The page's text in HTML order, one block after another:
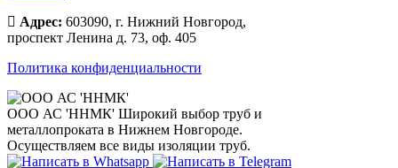
Адрес: 603090, г. Нижний Новгород,
проспект Ленина д. 73, оф. 405
Политика конфиденциальности
ООО АС 'ННМК' Широкий выбор труб и
металлопроката в Нижнем Новгороде.
Осуществляем все виды изоляции труб.